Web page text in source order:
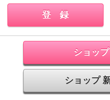
ショッ
ショップ